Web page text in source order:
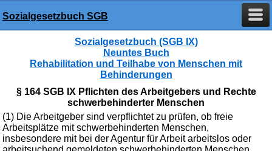
Sozialgesetzbuch SGB
Sozialgesetzbuch (SGB IX)
Neuntes Buch
Rehabilitation und Teilhabe von Menschen mit
Behinderungen
§ 164 SGB IX Pflichten des Arbeitgebers und Rechte
schwerbehinderter Menschen
(1) Die Arbeitgeber sind verpflichtet zu prüfen, ob freie
Arbeitsplätze mit schwerbehinderten Menschen,
insbesondere mit bei der Agentur für Arbeit arbeitslos oder